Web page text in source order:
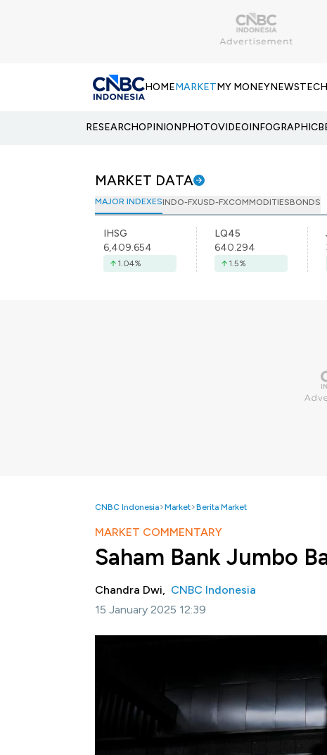
HOMEMARKETMY MONEYNEWSTECH
RESEARCHOPINIONPHOTOVIDEOINFOGRAPHIC
MARKET DATA
MAJOR INDEXESINDO-FXUSD-FXCOMMODITIESBONDS
IHSG
6,409.654
1.04%
LQ45
640.294
1.5%
CNBC Indonesia Market Berita Market
MARKET COMMENTARY
Saham Bank Jumbo
Chandra Dwi, CNBC Indonesia
15 January 2025 12:39